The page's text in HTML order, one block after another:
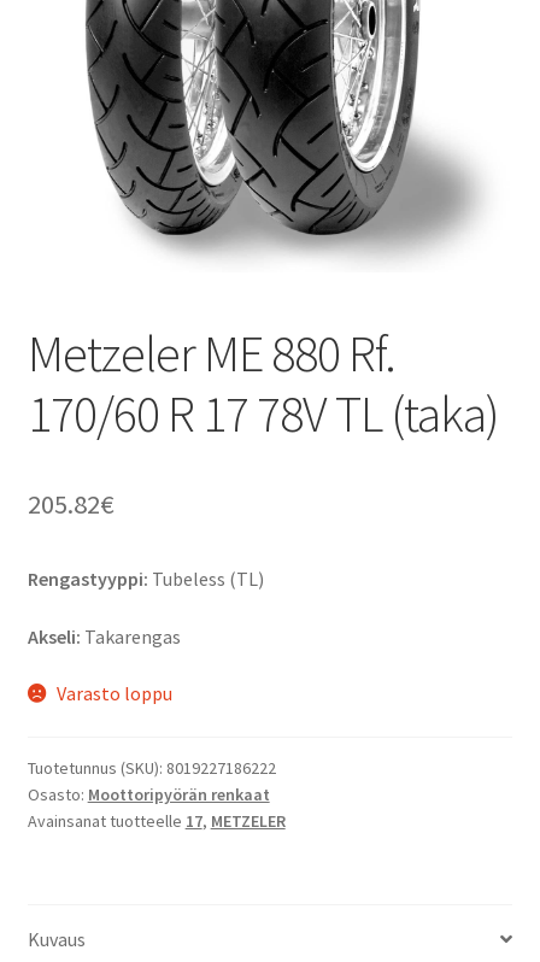
Metzeler ME 880 Rf.
170/60 R 17 78V TL (taka)
205.82€
Rengastyyppi: Tubeless (TL)
Akseli: Takarengas
Varasto loppu
Tuotetunnus (SKU): 8019227186222
Osasto: Moottoripyörän renkaat
Avainsanat tuotteelle 17, METZELER
Kuvaus